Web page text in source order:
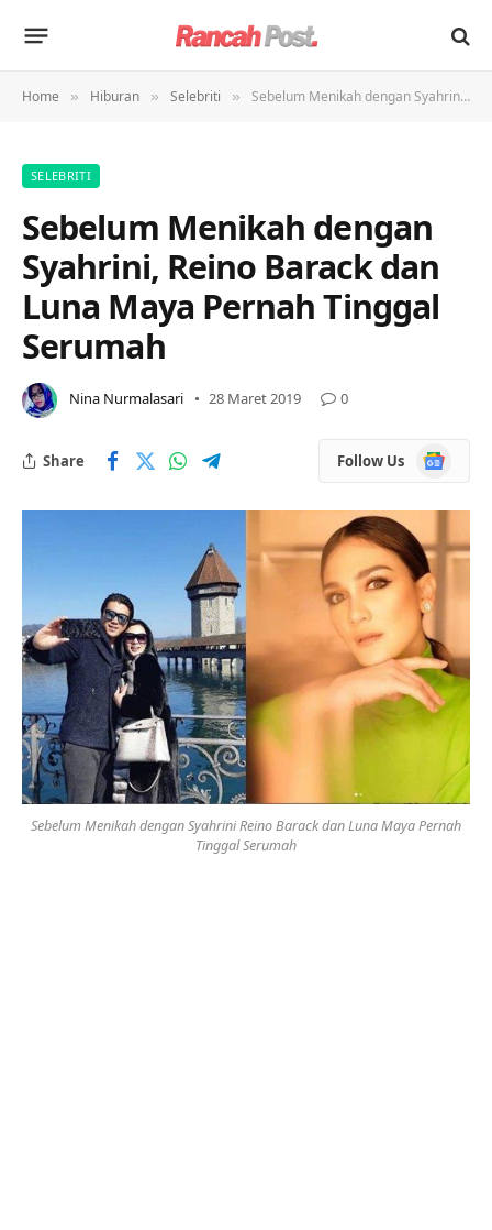
Home » Hiburan » Selebriti » Sebelum Menikah dengan Syahrini, Reino Barack dan Luna Maya Pernah Tinggal Serumah
SELEBRITI
Sebelum Menikah dengan
Syahrini, Reino Barack dan
Luna Maya Pernah Tinggal
Serumah
Nina Nurmalasari 28 Maret 2019 0
Share Follow Us
Google
News
Sebelum Menikah dengan Syahrini Reino Barack dan Luna Maya Pernah
Tinggal Serumah